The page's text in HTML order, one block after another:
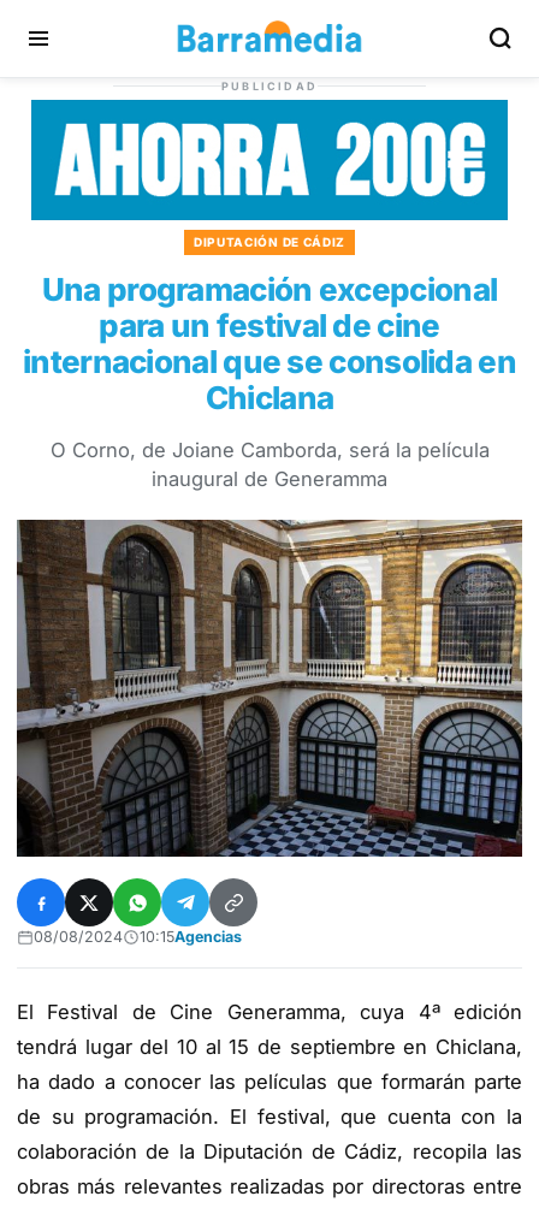
PUBLICIDAD
DIPUTACIÓN DE CÁDIZ
Una programación excepcional
para un festival de cine
internacional que se consolida en
Chiclana
O Corno, de Joiane Camborda, será la película
inaugural de Generamma
08/08/2024 10:15Agencias
El Festival de Cine Generamma, cuya 4ª edición
tendrá lugar del 10 al 15 de septiembre en Chiclana,
ha dado a conocer las películas que formarán parte
de su programación. El festival, que cuenta con la
colaboración de la Diputación de Cádiz, recopila las
obras más relevantes realizadas por directoras entre